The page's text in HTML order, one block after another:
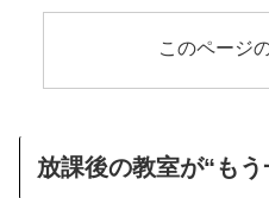
このページ
放課後の教室が“も